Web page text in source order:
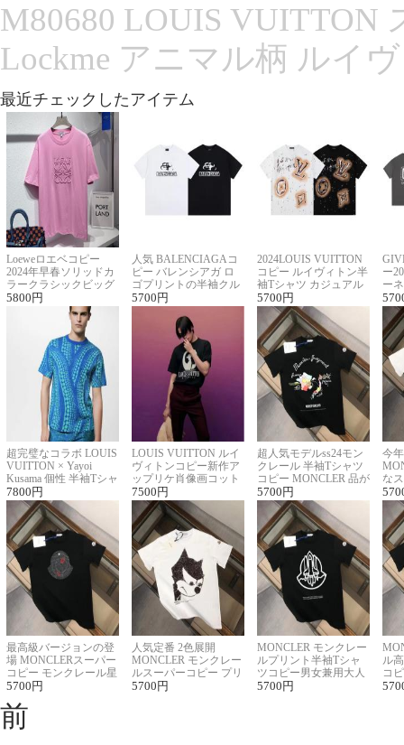
M80680 LOUIS VUITTON
Lockme アニマル柄 ルイ
最近チェックしたアイテム
Loeweロエベコピー
2024年早春ソリッドカ
ラークラシックビッグ
ロゴ刺繍Tシャツ
5800 円
人気 BALENCIAGAコ
ピー バレンシアガ ロ
ゴプリントの半袖クル
ーネックTシャツ
5700 円
2024LOUIS VUITTON
コピー ルイヴィトン半
袖Tシャツ カジュアル
に馴染む 2色展開
5700 円
ー
ー
ー
超完璧なコラボ LOUIS
VUITTON × Yayoi
Kusama 個性 半袖Tシャ
ツコピー男女兼用
7800 円
LOUIS VUITTON ルイ
ヴィトンコピー新作ア
ップリケ肖像画コット
ンニット半袖Tシャツ
7500 円
超人気モデルss24モン
クレール 半袖Tシャツ
コピー MONCLER 品が
良く見た目
5700 円
今
な
ル
最高級バージョンの登
場 MONCLERスーパー
コピー モンクレール星
座半袖Tシャツ
5700 円
人気定番 2色展開
MONCLER モンクレー
ルスーパーコピー プリ
ント半袖Tシャツ
5700 円
MONCLER モンクレー
ルプリント半袖Tシャ
ツコピー男女兼用大人
可愛い春夏コーデ
5700 円
ル
コ
ィ
前